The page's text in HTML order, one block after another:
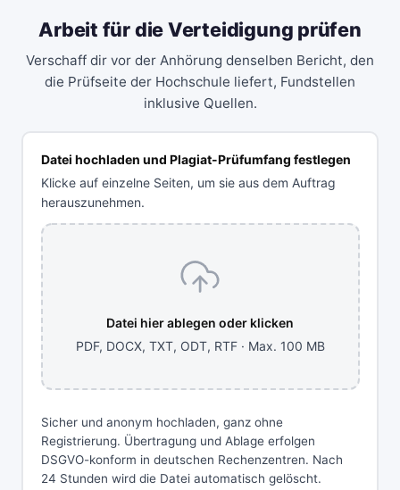
Arbeit für die Verteidigung prüfen
Verschaff dir vor der Anhörung denselben Bericht, den
die Prüfseite der Hochschule liefert, Fundstellen
inklusive Quellen.
Datei hochladen und Plagiat-Prüfumfang festlegen
Klicke auf einzelne Seiten, um sie aus dem Auftrag
herauszunehmen.
Datei hier ablegen oder klicken
PDF, DOCX, TXT, ODT, RTF · Max. 100 MB
Sicher und anonym hochladen, ganz ohne
Registrierung. Übertragung und Ablage erfolgen
DSGVO-konform in deutschen Rechenzentren. Nach
24 Stunden wird die Datei automatisch gelöscht.